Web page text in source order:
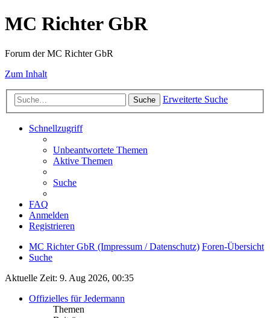
MC Richter GbR
Forum der MC Richter GbR
Zum Inhalt
Suche Erweiterte Suche
Schnellzugriff
Unbeantwortete Themen
Aktive Themen
Suche
FAQ
Anmelden
Registrieren
MC Richter GbR (Impressum / Datenschutz) Foren-Übersicht
Suche
Aktuelle Zeit: 9. Aug 2026, 00:35
Offizielles für Jedermann
Themen